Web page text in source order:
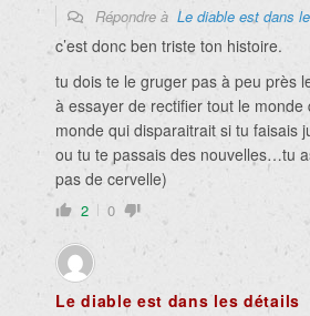
Répondre à Le diable est dans
c’est donc ben triste ton histoire.
tu dois te le gruger pas à peu près
à essayer de rectifier tout le monde
monde qui disparaitrait si tu faisais
ou tu te passais des nouvelles…tu
pas de cervelle)
2 0
Le diable est dans les détails